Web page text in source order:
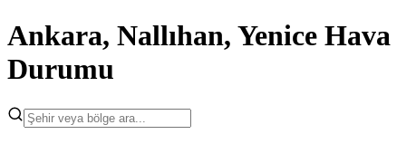
Ankara, Nallıhan, Yenice Hava
Durumu